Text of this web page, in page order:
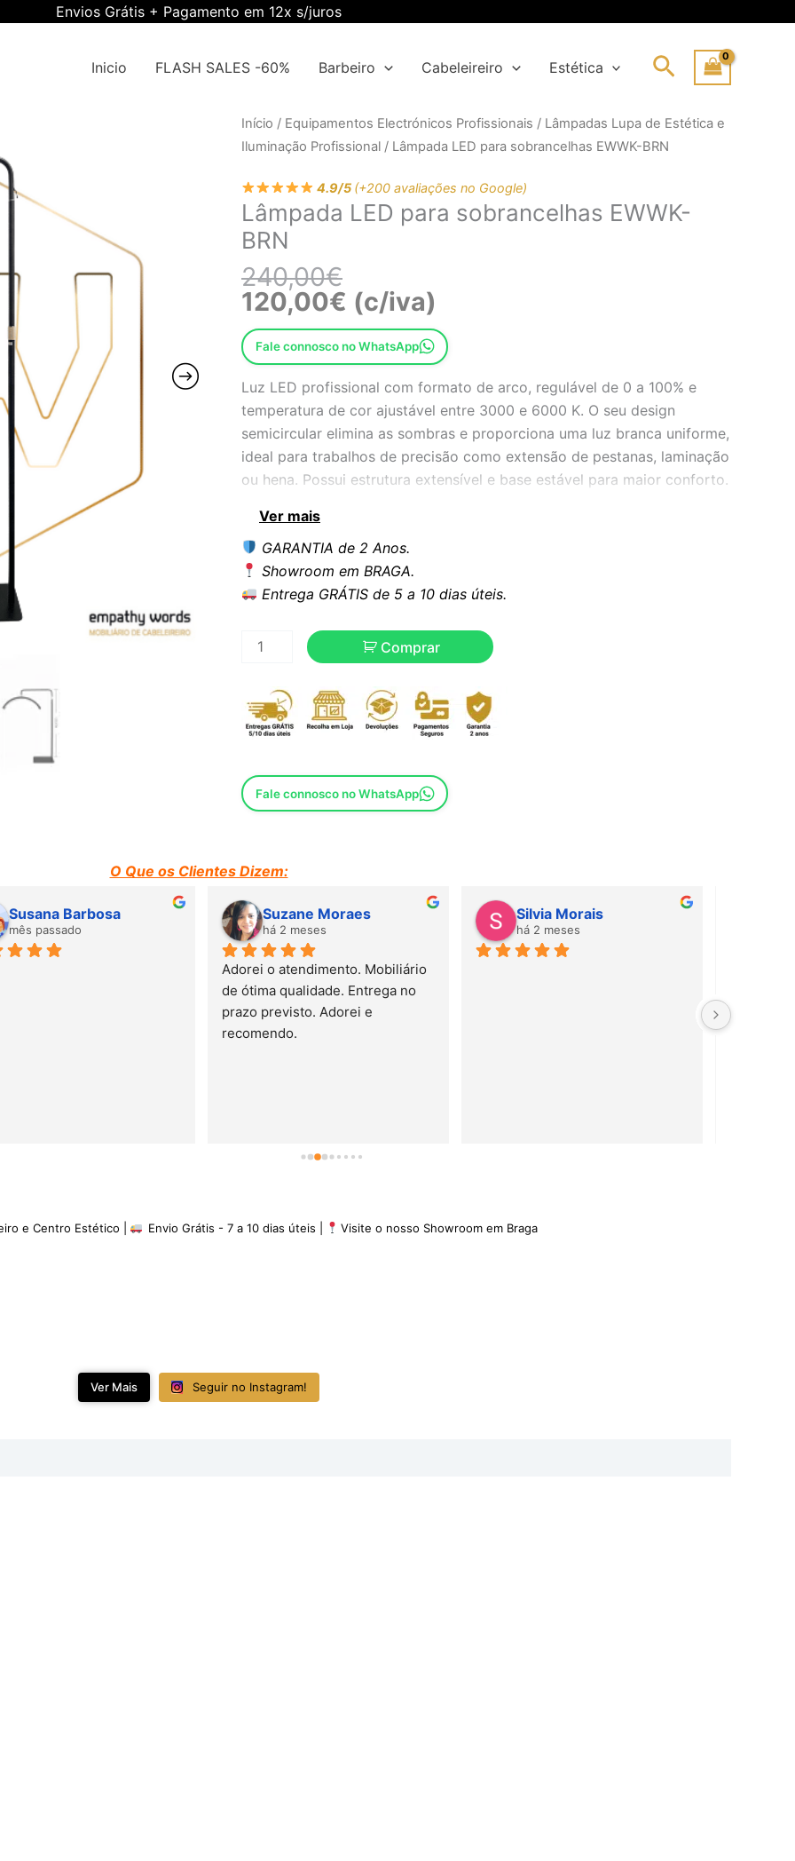
Envios Grátis + Pagamento em 12x s/juros
Inicio FLASH SALES -60% Barbeiro Cabeleireiro Estética Search
Início / Equipamentos Electrónicos Profissionais / Lâmpadas Lupa de Estética e
Iluminação Profissional / Lâmpada LED para sobrancelhas EWWK-BRN
4.9/5 (+200 avaliações no Google)
Lâmpada LED para sobrancelhas EWWK-
BRN
240,00€
O
preço
era:
240,00€.
O
preço
é:
120,00€.
120,00€ (c/iva)
Fale connosco no WhatsApp
Luz LED profissional com formato de arco, regulável de 0 a 100% e
temperatura de cor ajustável entre 3000 e 6000 K. O seu design
semicircular elimina as sombras e proporciona uma luz branca uniforme,
ideal para trabalhos de precisão como extensão de pestanas, laminação
ou hena. Possui estrutura extensível e base estável para maior conforto.
remoto.
Ver mais
GARANTIA de 2 Anos.
Showroom em BRAGA.
Entrega GRÁTIS de 5 a 10 dias úteis.
Quantidade
de
LED
para
sobrancelhas
BRN
Comprar
Fale connosco no WhatsApp
O Que os Clientes Dizem:
Susana Barbosa
mês passado
Suzane Moraes
há 2 meses
Adorei o atendimento. Mobiliário
de ótima qualidade. Entrega no
prazo previsto. Adorei e
recomendo.
Silvia Morais
há 2 meses
rápido!
e Centro Estético | Envio Grátis - 7 a 10 dias úteis | Visite o nosso Showroom em Braga
Ver Mais Seguir no Instagram!